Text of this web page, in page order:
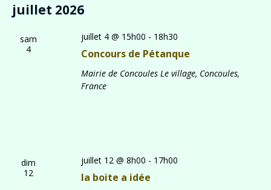
juillet 2026
sam
4
Concours de Pétanque
juillet 4 @ 15h00 - 18h30
Mairie de Concoules Le village, Concoules,
France
dim
12
la boite a idée
juillet 12 @ 8h00 - 17h00